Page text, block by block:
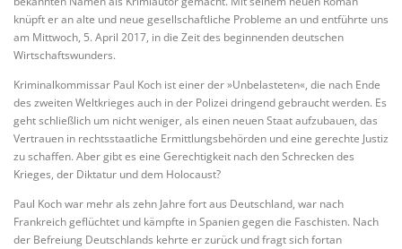
knüpft er an alte und neue gesellschaftliche Probleme an und entführte uns
am Mittwoch, 5. April 2017, in die Zeit des beginnenden deutschen
Wirtschaftswunders.
Kriminalkommissar Paul Koch ist einer der »Unbelasteten«, die nach Ende
des zweiten Weltkrieges auch in der Polizei dringend gebraucht werden. Es
geht schließlich um nicht weniger, als einen neuen Staat aufzubauen, das
Vertrauen in rechtsstaatliche Ermittlungsbehörden und eine gerechte Justiz
zu schaffen. Aber gibt es eine Gerechtigkeit nach den Schrecken des
Krieges, der Diktatur und dem Holocaust?
Paul Koch war mehr als zehn Jahre fort aus Deutschland, war nach
Frankreich geflüchtet und kämpfte in Spanien gegen die Faschisten. Nach
der Befreiung Deutschlands kehrte er zurück und fragt sich fortan